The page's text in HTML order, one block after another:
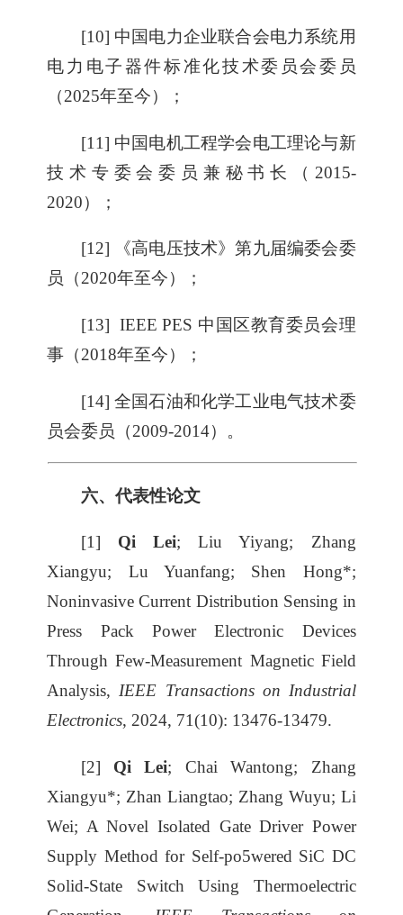
[10] 中国电力企业联合会电力系统用
电力电子器件标准化技术委员会委员
（2025年至今）；
[11] 中国电机工程学会电工理论与新
技术专委会委员兼秘书长（2015-
2020）；
[12] 《高电压技术》第九届编委会委
员（2020年至今）；
[13] IEEE PES 中国区教育委员会理
事（2018年至今）；
[14] 全国石油和化学工业电气技术委
员会委员（2009-2014）。
六、代表性论文
[1] Qi Lei; Liu Yiyang; Zhang
Xiangyu; Lu Yuanfang; Shen Hong*;
Noninvasive Current Distribution Sensing in
Press Pack Power Electronic Devices
Through Few-Measurement Magnetic Field
Analysis,IEEE Transactions on Industrial
Electronics, 2024, 71(10): 13476-13479.
[2] Qi Lei; Chai Wantong; Zhang
Xiangyu*; Zhan Liangtao; Zhang Wuyu; Li
Wei; A Novel Isolated Gate Driver Power
Supply Method for Self-po5wered SiC DC
Solid-State Switch Using Thermoelectric